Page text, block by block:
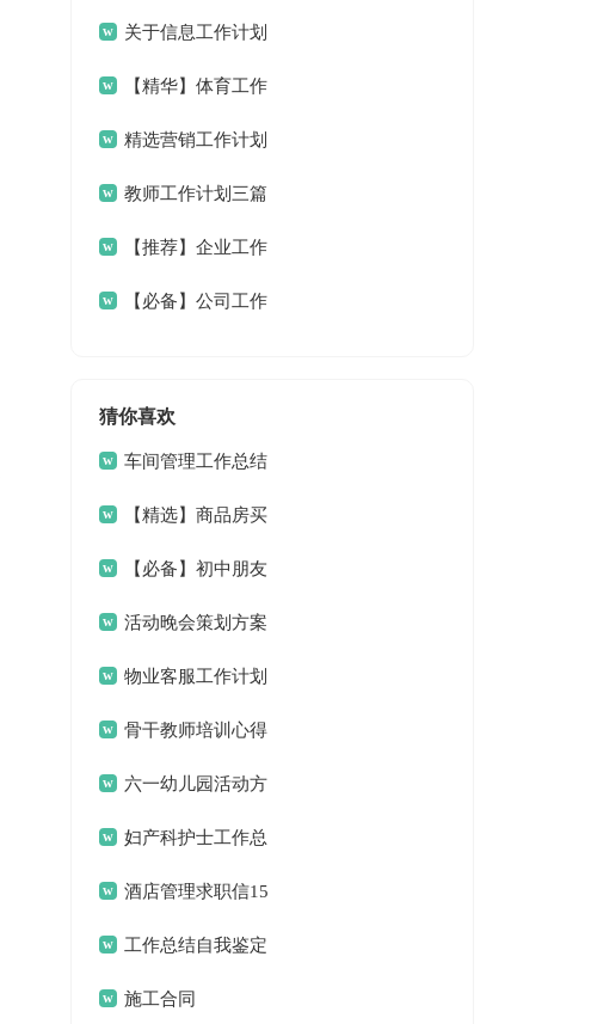
计划7篇
关于信息工作计划
三篇【精华】体育工作
计划三篇
精选营销工作计划
四篇教师工作计划三篇
【推荐】企业工作
计划3篇【必备】公司工作
猜你喜欢
车间管理工作总结
【精选】商品房买
卖合同模板汇总10篇
【必备】初中朋友
的作文4篇
活动晚会策划方案
物业客服工作计划
15篇骨干教师培训心得
体会六一幼儿园活动方
案 妇产科护士工作总
结 酒店管理求职信15
篇 工作总结自我鉴定
合集5篇
施工合同